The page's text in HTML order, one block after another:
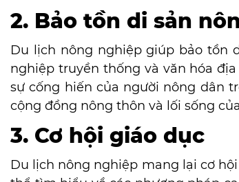
2. Bảo tồn di sản
Du lịch nông nghiệp giúp bảo tồn
nghiệp truyền thống và văn hóa
sự cống hiến của người nông dân
cộng đồng nông thôn và lối sống
3. Cơ hội giáo dục
Du lịch nông nghiệp mang lại cơ